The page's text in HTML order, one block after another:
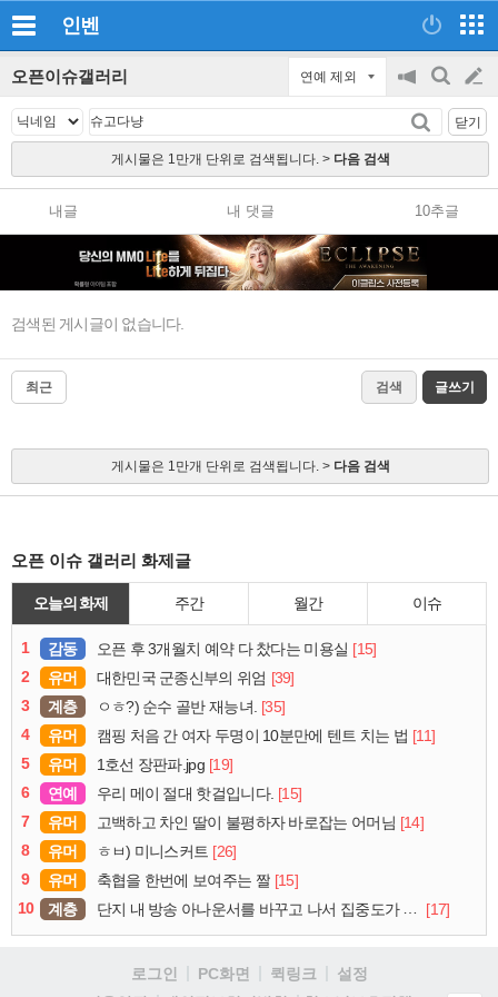
인벤
오픈이슈갤러리 연예 제외
공
지
on/off
검
글
쓰
기
닫기
게시물은 1만개 단위로 검색됩니다. > 다음 검색
내글 내 댓글 10추글
검색된 게시글이 없습니다.
최근 검색 글쓰기
게시물은 1만개 단위로 검색됩니다. > 다음 검색
오픈 이슈 갤러리 화제글
오늘의 화제 주간 월간 이슈
1 감동 오픈 후 3개월치 예약 다 찼다는 미용실 [15]
2
유머 대한민국 군종신부의 위엄 [39]
3
계층 ㅇㅎ?) 순수 골반 재능녀. [35]
4
유머 캠핑 처음 간 여자 두명이 10분만에 텐트 치는 법 [11]
5
유머 1호선 장판파.jpg [19]
6
연예 우리 메이 절대 핫걸입니다. [15]
7
유머 고백하고 차인 딸이 불평하자 바로잡는 어머님 [14]
8
유머 ㅎㅂ) 미니스커트 [26]
9
유머 축협을 한번에 보여주는 짤 [15]
10
계층 단지 내 방송 아나운서를 바꾸고 나서 집중도가 확 올라갔다는 한 아파트의 안내방송 [17]
로그인 PC화면 퀵링크
설정